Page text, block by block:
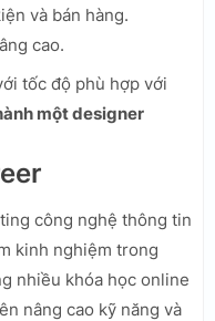
và bán hàng.
cao.
tốc độ phù hợp với
một designer
công nghệ thông tin
kinh nghiệm trong
nhiều khóa học online
nâng cao kỹ năng và